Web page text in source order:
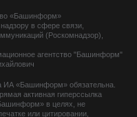
«Башинформ»
в сфере связи,
(Роскомнадзор),
агентство "Башинформ"
ИА «Башинформ» обязательна.
активная гиперссылка
в целях, не
или цитировании,